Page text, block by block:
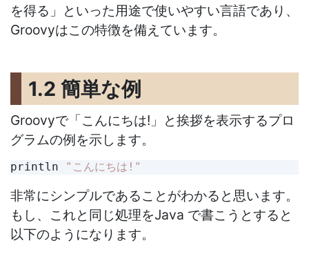
を得る」といった用途で使いやすい言語であり、
Groovyはこの特徴を備えています。
1.2 簡単な例
Groovyで「こんにちは!」と挨拶を表示するプロ
グラムの例を示します。
println "こんにちは!"
非常にシンプルであることがわかると思います。
もし、これと同じ処理をJava で書こうとすると
以下のようになります。